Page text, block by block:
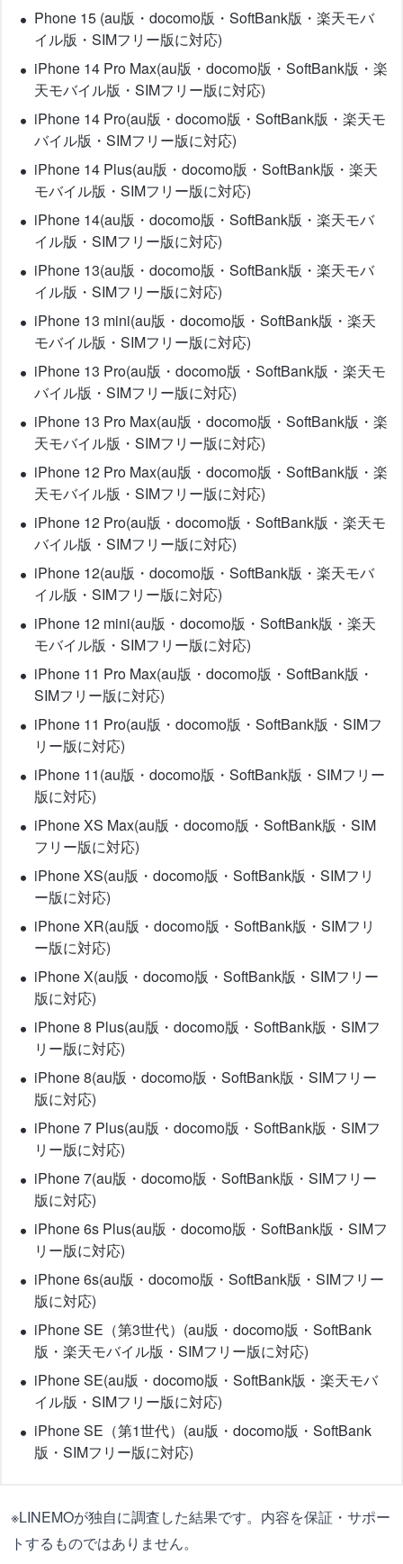
Phone 15 (au版・docomo版・SoftBank版・楽天モバ
イル版・SIMフリー版に対応)
iPhone 14 Pro Max(au版・docomo版・SoftBank版・楽
天モバイル版・SIMフリー版に対応)
iPhone 14 Pro(au版・docomo版・SoftBank版・楽天モ
バイル版・SIMフリー版に対応)
iPhone 14 Plus(au版・docomo版・SoftBank版・楽天
モバイル版・SIMフリー版に対応)
iPhone 14(au版・docomo版・SoftBank版・楽天モバ
イル版・SIMフリー版に対応)
iPhone 13(au版・docomo版・SoftBank版・楽天モバ
イル版・SIMフリー版に対応)
iPhone 13 mini(au版・docomo版・SoftBank版・楽天
モバイル版・SIMフリー版に対応)
iPhone 13 Pro(au版・docomo版・SoftBank版・楽天モ
バイル版・SIMフリー版に対応)
iPhone 13 Pro Max(au版・docomo版・SoftBank版・楽
天モバイル版・SIMフリー版に対応)
iPhone 12 Pro Max(au版・docomo版・SoftBank版・楽
天モバイル版・SIMフリー版に対応)
iPhone 12 Pro(au版・docomo版・SoftBank版・楽天モ
バイル版・SIMフリー版に対応)
iPhone 12(au版・docomo版・SoftBank版・楽天モバ
イル版・SIMフリー版に対応)
iPhone 12 mini(au版・docomo版・SoftBank版・楽天
モバイル版・SIMフリー版に対応)
iPhone 11 Pro Max(au版・docomo版・SoftBank版・
SIMフリー版に対応)
iPhone 11 Pro(au版・docomo版・SoftBank版・SIMフ
リー版に対応)
iPhone 11(au版・docomo版・SoftBank版・SIMフリー
版に対応)
iPhone XS Max(au版・docomo版・SoftBank版・SIM
フリー版に対応)
iPhone XS(au版・docomo版・SoftBank版・SIMフリ
ー版に対応)
iPhone XR(au版・docomo版・SoftBank版・SIMフリ
ー版に対応)
iPhone X(au版・docomo版・SoftBank版・SIMフリー
版に対応)
iPhone 8 Plus(au版・docomo版・SoftBank版・SIMフ
リー版に対応)
iPhone 8(au版・docomo版・SoftBank版・SIMフリー
版に対応)
iPhone 7 Plus(au版・docomo版・SoftBank版・SIMフ
リー版に対応)
iPhone 7(au版・docomo版・SoftBank版・SIMフリー
版に対応)
iPhone 6s Plus(au版・docomo版・SoftBank版・SIMフ
リー版に対応)
iPhone 6s(au版・docomo版・SoftBank版・SIMフリー
版に対応)
iPhone SE（第3世代）(au版・docomo版・SoftBank
版・楽天モバイル版・SIMフリー版に対応)
iPhone SE(au版・docomo版・SoftBank版・楽天モバ
イル版・SIMフリー版に対応)
iPhone SE（第1世代）(au版・docomo版・SoftBank
版・SIMフリー版に対応)
※LINEMOが独自に調査した結果です。内容を保証・サポー
トするものではありません。